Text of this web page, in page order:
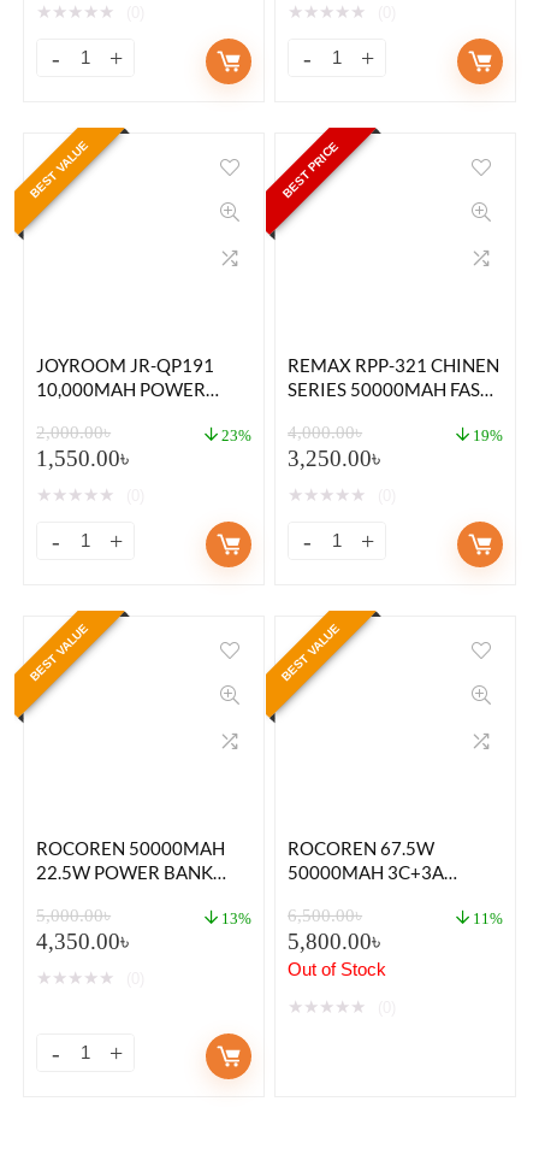
★ ★ ★ ★ ★ ★ ★ ★ ★ ★
BEST VALUE
JOYROOM JR-QP191
10,000MAH POWER
DISPLAY MONITORING
2,000.00৳
1,550.00৳
23%
★ ★ ★ ★ ★
BEST PRICE
REMAX RPP-321 CHINEN
SERIES 50000MAH FAST
BANK
4,000.00৳
3,250.00৳
19%
★ ★ ★ ★ ★
BEST VALUE
ROCOREN 50000MAH
22.5W POWER BANK
PORTS USB + TYPE-C
POWERBANK WITH
FLASHLIGHT
5,000.00৳
4,350.00৳
13%
★ ★ ★ ★ ★
BEST VALUE
ROCOREN 67.5W
50000MAH 3C+3A
6,500.00৳
5,800.00৳
11%
Out of Stock
★ ★ ★ ★ ★